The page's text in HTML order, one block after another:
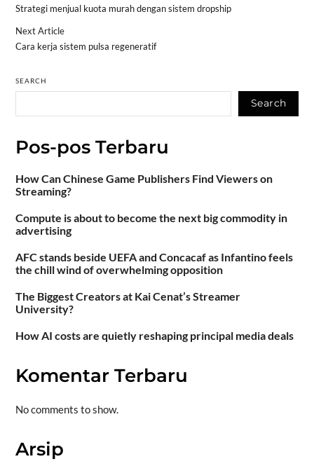
Strategi menjual kuota murah dengan sistem dropship
Next Article
Cara kerja sistem pulsa regeneratif
SEARCH
Search
Pos-pos Terbaru
How Can Chinese Game Publishers Find Viewers on
Streaming?
Compute is about to become the next big commodity in
advertising
AFC stands beside UEFA and Concacaf as Infantino feels
the chill wind of overwhelming opposition
The Biggest Creators at Kai Cenat’s Streamer
University?
How AI costs are quietly reshaping principal media deals
Komentar Terbaru
No comments to show.
Arsip